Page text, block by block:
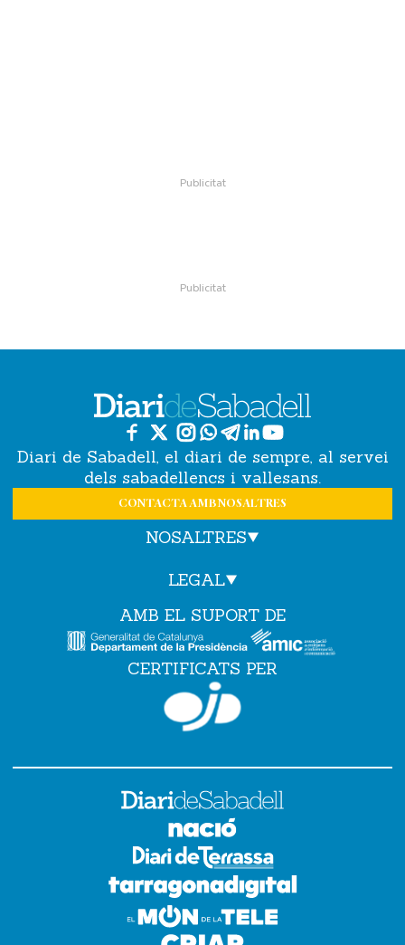
Diari de Sabadell, el diari de sempre, al servei
dels sabadellencs i vallesans.
CONTACTA AMB NOSALTRES
NOSALTRES
LEGAL
AMB EL SUPORT DE
CERTIFICATS PER